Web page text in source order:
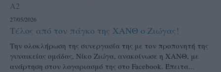
A2
27/05/2026
Τέλος από τον πάγκο της ΧΑΝΘ ο Ζιώγας!
Την ολοκλήρωση της συνεργασία της με τον προπονητή της
γυναικείας ομάδας, Νίκο Ζιώγα, ανακοίνωσε η ΧΑΝΘ, με
ανάρτηση στον λογαριασμό της στο Facebook. Έπειτα...